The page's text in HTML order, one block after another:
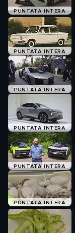
PUNTATA INTERA
PUNTATA INTERA
PUNTATA INTERA
PUNTATA INTERA
PUNTATA INTERA
PUNTATA INTERA